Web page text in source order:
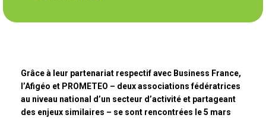
Grâce à leur partenariat respectif avec Business France,
l’Afigéo et PROMETEO – deux associations fédératrices
au niveau national d’un secteur d’activité et partageant
des enjeux similaires – se sont rencontrées le 5 mars